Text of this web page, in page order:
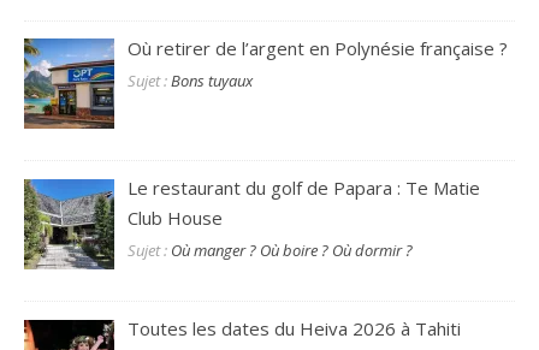
Le restaurant du golf de Papara : Te Matie
Club House
Toutes les dates du Heiva 2026 à Tahiti
Sujet : Extraordinaire Fenua
El Niño en Polynésie : quel temps attendre